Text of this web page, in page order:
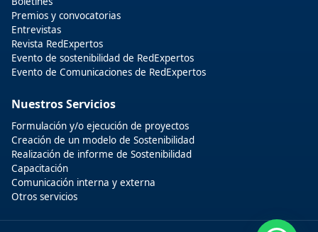
Premios y convocatorias
Entrevistas
Revista RedExpertos
Evento de sostenibilidad de RedExpertos
Evento de Comunicaciones de RedExpertos
Nuestros Servicios
Formulación y/o ejecución de proyectos
Creación de un modelo de Sostenibilidad
Realización de informe de Sostenibilidad
Capacitación
Comunicación interna y externa
Otros servicios